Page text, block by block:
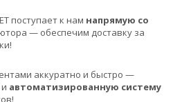
поступает к нам напрямую со
— обеспечим доставку за
аккуратно и быстро —
и автоматизированную систему